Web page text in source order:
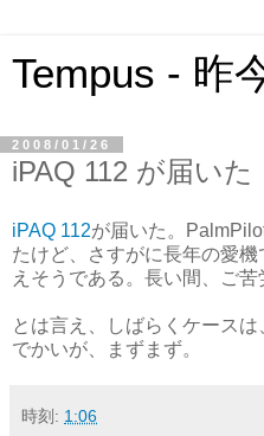
Tempus - 昨
2008/01/26
iPAQ 112 が届いた
iPAQ 112が届いた。
たけど、さすがに長年の愛機
えそうである。長い間、ご苦
とは言え、しばらくケースは
でかいが、まずまず。
時刻: 1:06